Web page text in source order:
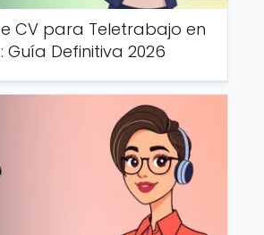
CV para Teletrabajo en
Guía Definitiva 2026